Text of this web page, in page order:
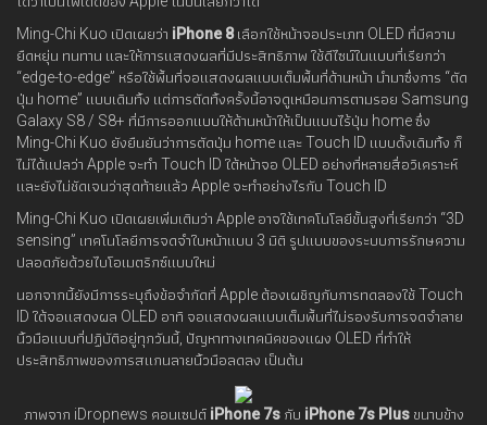
Ming-Chi Kuo เปิดเผยว่า iPhone 8เลือกใช้หน้าจอประเภท OLED ที่มีความ
ยืดหยุ่น ทนทาน และให้การแสดงผลที่มีประสิทธิภาพ ใช้ดีไซน์ในแบบที่เรียกว่า
“edge-to-edge” หรือใช้พื้นที่จอแสดงผลแบบเต็มพื้นที่ด้านหน้า นำมาซึ่งการ “ตัด
ปุ่ม home” แบบเดิมทิ้ง แต่การตัดทิ้งครั้งนี้อาจดูเหมือนการตามรอย Samsung
Galaxy S8 / S8+ ที่มีการออกแบบให้ด้านหน้าให้เป็นแบบไร้ปุ่ม home ซึ่ง
Ming-Chi Kuo ยังยืนยันว่าการตัดปุ่ม home และ Touch ID แบบดั้งเดิมทิ้ง ก็
ไม่ได้แปลว่า Apple จะทำ Touch ID ใต้หน้าจอ OLED อย่างที่หลายสื่อวิเคราะห์
และยังไม่ชัดเจนว่าสุดท้ายแล้ว Apple จะทำอย่างไรกับ Touch ID
Ming-Chi Kuo เปิดเผยเพิ่มเติมว่า Apple อาจใช้เทคโนโลยีขั้นสูงที่เรียกว่า “3D
sensing” เทคโนโลยีการจดจำใบหน้าแบบ 3 มิติ รูปแบบของระบบการรักษความ
ปลอดภัยด้วยไบโอเมตริกซ์แบบใหม่
นอกจากนี้ยังมีการระบุถึงข้อจำกัดที่ Apple ต้องเผชิญกับการทดลองใช้ Touch
ID ใต้จอแสดงผล OLED อาทิ จอแสดงผลแบบเต็มพื้นที่ไม่รองรับการจดจำลาย
นิ้วมือแบบที่ปฏิบัติอยู่ทุกวันนี้, ปัญหาทางเทคนิคของแผง OLED ที่ทำให้
ประสิทธิภาพของการสแกนลายนิ้วมือลดลง เป็นต้น
ภาพจาก iDropnews คอนเซปต์ iPhone 7s กับ iPhone 7s Plus ขนาบข้าง